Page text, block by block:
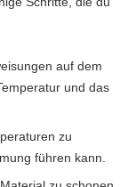
auf dem
und das
zu
führen kann.